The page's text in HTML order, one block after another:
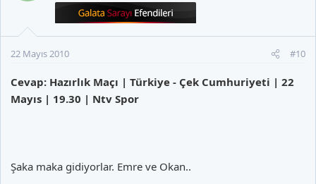
22 Mayıs 2010 #10
Cevap: Hazırlık Maçı | Türkiye - Çek Cumhuriyeti | 22
Mayıs | 19.30 | Ntv Spor
Şaka maka gidiyorlar. Emre ve Okan..